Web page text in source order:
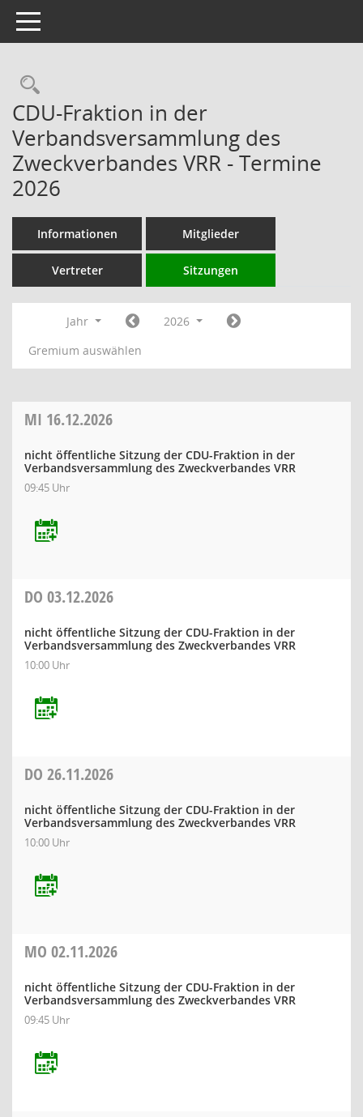
Toggle navigation
Rechercheauswahl
CDU-Fraktion in der
Verbandsversammlung des
Zweckverbandes VRR - Termine
2026
Informationen Mitglieder
Vertreter Sitzungen
Jahr
2026
Gremium auswählen
MI 16.12.2026
nicht öffentliche Sitzung der CDU-Fraktion in der
Verbandsversammlung des Zweckverbandes VRR
09:45 Uhr
DO 03.12.2026
nicht öffentliche Sitzung der CDU-Fraktion in der
Verbandsversammlung des Zweckverbandes VRR
10:00 Uhr
DO 26.11.2026
nicht öffentliche Sitzung der CDU-Fraktion in der
Verbandsversammlung des Zweckverbandes VRR
10:00 Uhr
MO 02.11.2026
nicht öffentliche Sitzung der CDU-Fraktion in der
Verbandsversammlung des Zweckverbandes VRR
09:45 Uhr